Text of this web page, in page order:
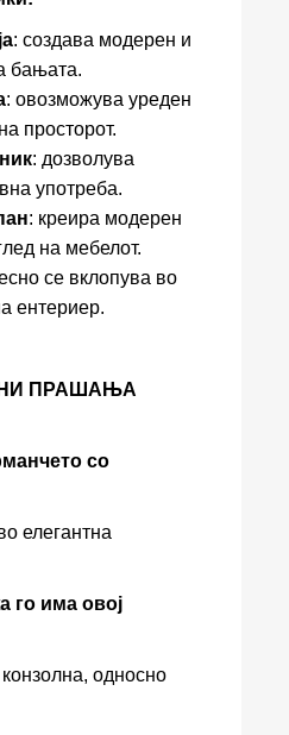
: создава модерен и
бањата.
: овозможува уреден
просторот.
: дозволува
употреба.
: креира модерен
на мебелот.
се вклопува во
ентериер.
ПРАШАЊА
со
елегантна
го има овој
односно